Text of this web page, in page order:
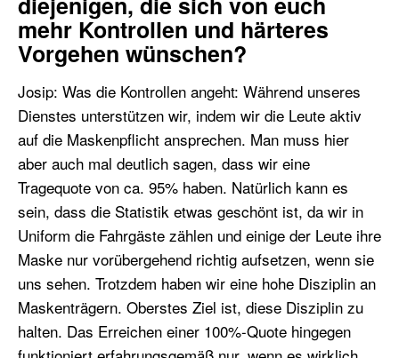
mehr Kontrollen und härteres
Vorgehen wünschen?
Josip: Was die Kontrollen angeht: Während unseres
Dienstes unterstützen wir, indem wir die Leute aktiv
auf die Maskenpflicht ansprechen. Man muss hier
aber auch mal deutlich sagen, dass wir eine
Tragequote von ca. 95% haben. Natürlich kann es
sein, dass die Statistik etwas geschönt ist, da wir in
Uniform die Fahrgäste zählen und einige der Leute ihre
Maske nur vorübergehend richtig aufsetzen, wenn sie
uns sehen. Trotzdem haben wir eine hohe Disziplin an
Maskenträgern. Oberstes Ziel ist, diese Disziplin zu
halten. Das Erreichen einer 100%-Quote hingegen